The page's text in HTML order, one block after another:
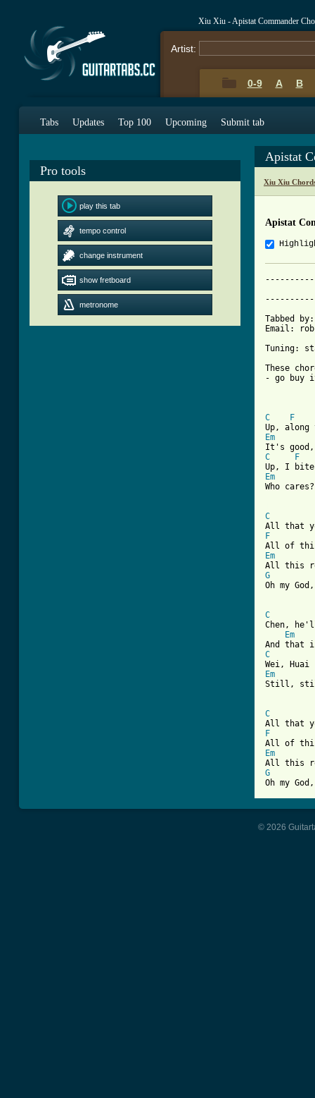
Xiu Xiu - Apistat Commander
Artist:
0-9 A B
Tabs Updates Top 100 Upcoming Submit tab
Pro tools
play this tab
tempo control
change instrument
show fretboard
metronome
Apistat
Xiu Xiu
Apistat
Tabbed
Email:
Tuning:
These
- go buy
C
F
Em
C
F
Em
Who
C
F
Em
G
Oh my
C
Chen,
Em
C
Em
Still, still
C
F
Em
G
Oh my
© 2026